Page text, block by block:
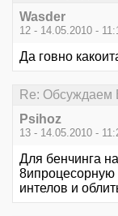
Wasder
12 - 14.05.2010 -
Да говно
Re: Обсуждаем
Psihoz
13 - 14.05.2010 -
Для бенчинга
8ипроцесорную
интелов и